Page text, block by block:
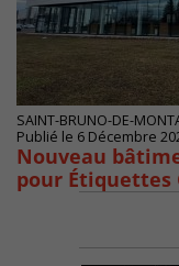
SAINT-BRUNO-DE-
Publié le 6 Décembre
Nouveau
pour Étiquettes